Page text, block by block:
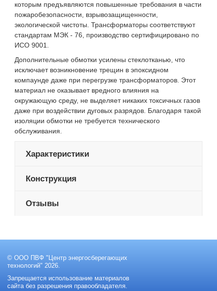
которым предъявляются повышенные требования в части
пожаробезопасности, взрывозащищенности,
экологической чистоты. Трансформаторы соответствуют
стандартам МЭК - 76, производство сертифицировано по
ИСО 9001.
Дополнительные обмотки усилены стеклотканью, что
исключает возникновение трещин в эпоксидном
компаунде даже при перегрузке трансформаторов. Этот
материал не оказывает вредного влияния на
окружающую среду, не выделяет никаких токсичных газов
даже при воздействии дуговых разрядов. Благодаря такой
изоляции обмотки не требуется технического
обслуживания.
Характеристики
Конструкция
Отзывы
© ООО ПВФ "Центр энергосберегающих
технологий" 2026.
Запрещается использование материалов
сайта без разрешения правообладателя.